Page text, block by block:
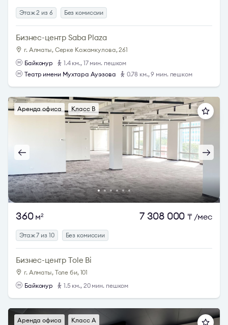
Этаж 2 из 6 Без комиссии
Бизнес-центр Saba Plaza
г. Алматы, Серке Кожамкулова, 261
Байконур
1.4 км., 17 мин. пешком
Театр имени Мухтара Ауэзова
0.78 км., 9 мин. пешком
Аренда офиса Класс B
360м2 7 308 000 ₸ /мес
Этаж 7 из 10 Без комиссии
Бизнес-центр Tole Bi
г. Алматы, Толе би, 101
Байконур
1.5 км., 20 мин. пешком
Аренда офиса Класс A